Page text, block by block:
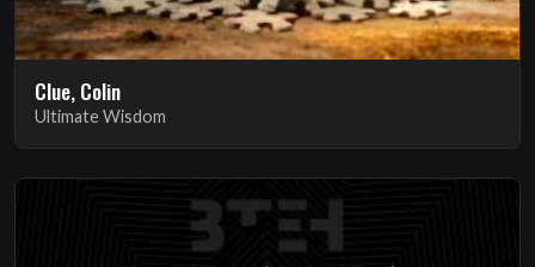
Clue, Colin
Ultimate Wisdom